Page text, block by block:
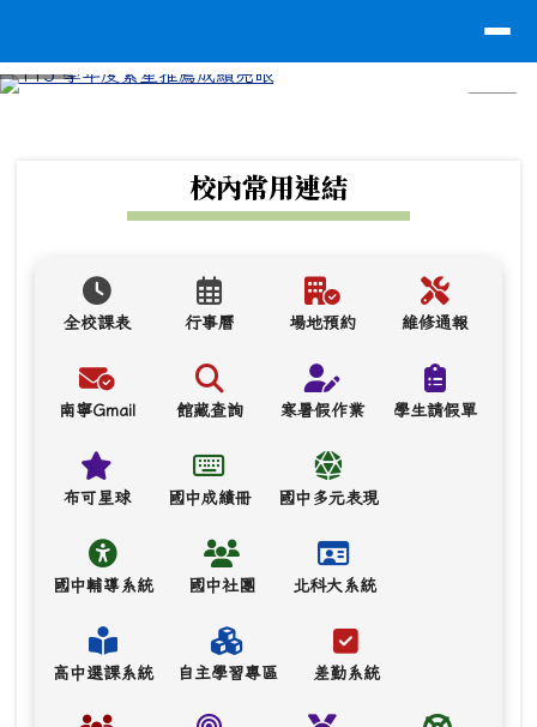
校內常用連結
全校課表 行事曆 場地預約 維修通報
南寧Gmail 館藏查詢 寒暑假作業 學生請假單
布可星球 國中成績冊 國中多元表現
國中輔導系統 國中社團 北科大系統
高中選課系統 自主學習專區 差勤系統